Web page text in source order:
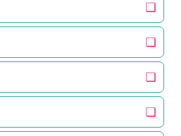
❏
❏
❏
❏